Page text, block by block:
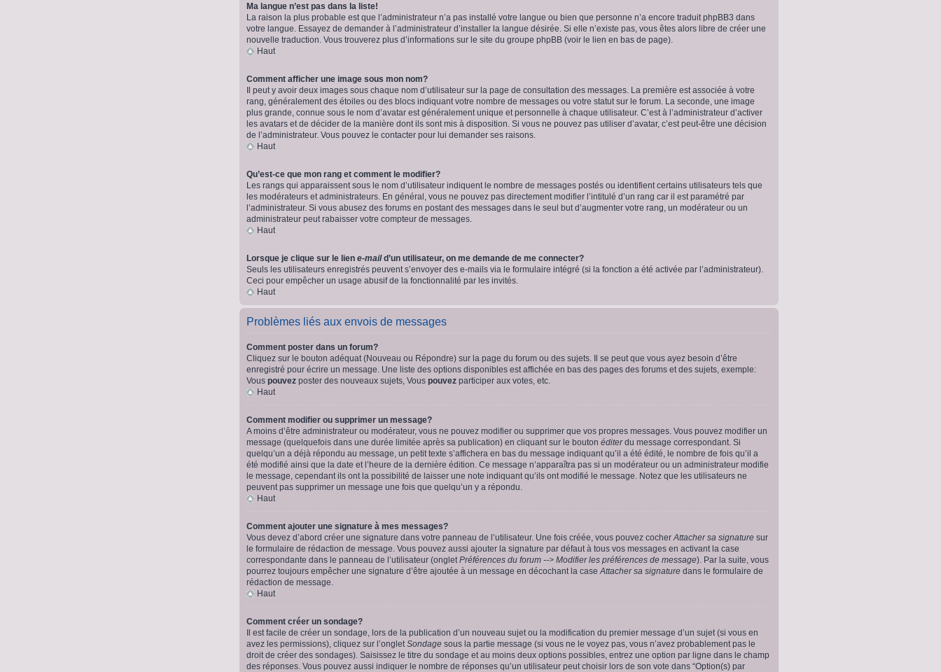
Ma langue n’est pas dans la liste!
La raison la plus probable est que l’administrateur n’a pas installé votre langue ou bien que personne n’a encore traduit phpBB3 dans
votre langue. Essayez de demander à l’administrateur d’installer la langue désirée. Si elle n’existe pas, vous êtes alors libre de créer une
nouvelle traduction. Vous trouverez plus d’informations sur le site du groupe phpBB (voir le lien en bas de page).
Haut
Comment afficher une image sous mon nom?
Il peut y avoir deux images sous chaque nom d’utilisateur sur la page de consultation des messages. La première est associée à votre
rang, généralement des étoiles ou des blocs indiquant votre nombre de messages ou votre statut sur le forum. La seconde, une image
plus grande, connue sous le nom d’avatar est généralement unique et personnelle à chaque utilisateur. C’est à l’administrateur d’activer
les avatars et de décider de la manière dont ils sont mis à disposition. Si vous ne pouvez pas utiliser d’avatar, c’est peut-être une décision
de l’administrateur. Vous pouvez le contacter pour lui demander ses raisons.
Haut
Qu’est-ce que mon rang et comment le modifier?
Les rangs qui apparaissent sous le nom d’utilisateur indiquent le nombre de messages postés ou identifient certains utilisateurs tels que
les modérateurs et administrateurs. En général, vous ne pouvez pas directement modifier l’intitulé d’un rang car il est paramétré par
l’administrateur. Si vous abusez des forums en postant des messages dans le seul but d’augmenter votre rang, un modérateur ou un
administrateur peut rabaisser votre compteur de messages.
Haut
Lorsque je clique sur le lien e-maild’un utilisateur, on me demande de me connecter?
Seuls les utilisateurs enregistrés peuvent s’envoyer des e-mails via le formulaire intégré (si la fonction a été activée par l’administrateur).
Ceci pour empêcher un usage abusif de la fonctionnalité par les invités.
Haut
Problèmes liés aux envois de messages
Comment poster dans un forum?
Cliquez sur le bouton adéquat (Nouveau ou Répondre) sur la page du forum ou des sujets. Il se peut que vous ayez besoin d’être
enregistré pour écrire un message. Une liste des options disponibles est affichée en bas des pages des forums et des sujets, exemple:
Vous pouvez poster des nouveaux sujets, Vous pouvez participer aux votes, etc.
Haut
Comment modifier ou supprimer un message?
A moins d’être administrateur ou modérateur, vous ne pouvez modifier ou supprimer que vos propres messages. Vous pouvez modifier un
message (quelquefois dans une durée limitée après sa publication) en cliquant sur le bouton éditerdu message correspondant. Si
quelqu’un a déjà répondu au message, un petit texte s’affichera en bas du message indiquant qu’il a été édité, le nombre de fois qu’il a
été modifié ainsi que la date et l’heure de la dernière édition. Ce message n’apparaîtra pas si un modérateur ou un administrateur modifie
le message, cependant ils ont la possibilité de laisser une note indiquant qu’ils ont modifié le message. Notez que les utilisateurs ne
peuvent pas supprimer un message une fois que quelqu’un y a répondu.
Haut
Comment ajouter une signature à mes messages?
Vous devez d’abord créer une signature dans votre panneau de l’utilisateur. Une fois créée, vous pouvez cocher Attacher sa signature sur
le formulaire de rédaction de message. Vous pouvez aussi ajouter la signature par défaut à tous vos messages en activant la case
correspondante dans le panneau de l’utilisateur (onglet Préférences du forum --> Modifier les préférences de message). Par la suite, vous
pourrez toujours empêcher une signature d’être ajoutée à un message en décochant la case Attacher sa signature dans le formulaire de
rédaction de message.
Haut
Comment créer un sondage?
Il est facile de créer un sondage, lors de la publication d’un nouveau sujet ou la modification du premier message d’un sujet (si vous en
avez les permissions), cliquez sur l’onglet Sondage sous la partie message (si vous ne le voyez pas, vous n’avez probablement pas le
droit de créer des sondages). Saisissez le titre du sondage et au moins deux options possibles, entrez une option par ligne dans le champ
des réponses. Vous pouvez aussi indiquer le nombre de réponses qu’un utilisateur peut choisir lors de son vote dans “Option(s) par